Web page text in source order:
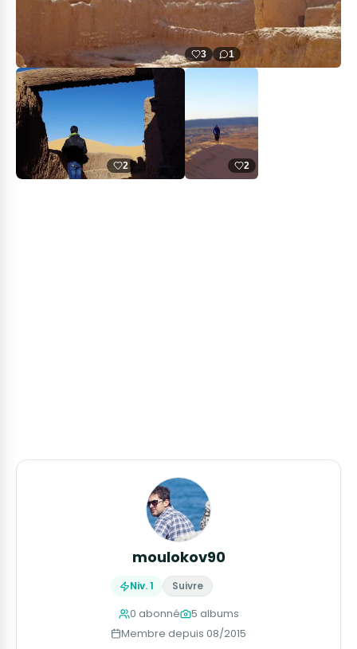
3 1
2 2
moulokov90
Niv. 1 Suivre
0 abonné
5 albums
Membre depuis 08/2015